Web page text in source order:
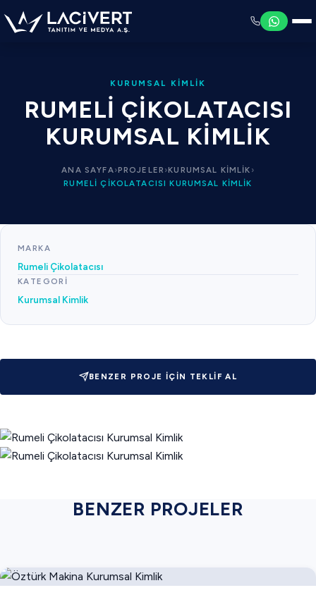
KURUMSAL KIMLIK
RUMELI ÇIKOLATACISI
KURUMSAL KIMLIK
ANA SAYFA›PROJELER ›KURUMSAL KIMLIK ›
RUMELI ÇIKOLATACISI KURUMSAL KIMLIK
MARKA
Rumeli Çikolatacısı
KATEGORI
Kurumsal Kimlik
BENZER PROJE İÇIN TEKLIF AL
BENZER PROJELER